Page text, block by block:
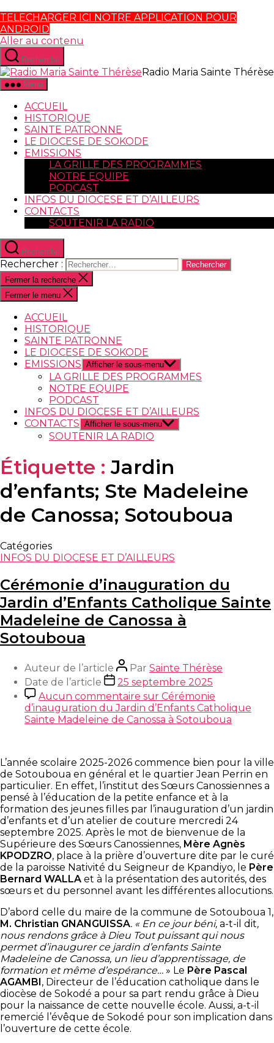
TELECHARGER ICI NOTRE APPLICATION POUR
ANDROID
Aller au contenu
Recherche
Radio Maria Sainte Thérèse
Menu
ACCUEIL
HISTORIQUE
SAINTE PATRONNE
LE DIOCESE DE SOKODE
EMISSIONS
LA GRILLE DES PROGRAMMES
NOTRE EQUIPE
PODCAST
INFOS DU DIOCESE ET D’AILLEURS
CONTACTS
SOUTENIR LA RADIO
Recherche
Rechercher :
Fermer la recherche
Fermer le menu
ACCUEIL
HISTORIQUE
SAINTE PATRONNE
LE DIOCESE DE SOKODE
EMISSIONS Afficher le sous-menu
LA GRILLE DES PROGRAMMES
NOTRE EQUIPE
PODCAST
INFOS DU DIOCESE ET D’AILLEURS
CONTACTS Afficher le sous-menu
SOUTENIR LA RADIO
Étiquette : Jardin
d’enfants; Ste Madeleine
de Canossa; Sotouboua
Catégories
INFOS DU DIOCESE ET D’AILLEURS
Cérémonie d’inauguration du
Jardin d’Enfants Catholique Sainte
Madeleine de Canossa à
Sotouboua
Auteur de l’article Par Sainte Thérèse
Date de l’article
25 septembre 2025
Aucun commentaire sur Cérémonie
d’inauguration du Jardin d’Enfants Catholique
Sainte Madeleine de Canossa à Sotouboua
L’année scolaire 2025-2026 commence bien pour la ville
de Sotouboua en général et le quartier Jean Perrin en
particulier. En effet, l’institut des Sœurs Canossiennes a
pensé à l’éducation de la petite enfance et à la
formation des jeunes filles par l’inauguration d’un jardin
d’enfants et d’un atelier de couture mercredi 24
septembre 2025. Après le mot de bienvenue de la
Supérieure des Sœurs Canossiennes, Mère Agnès
KPODZRO, place à la prière d’ouverture dite par le curé
de la paroisse Nativité du Seigneur de Kpandiyo, le Père
Bernard WALLA et à la présentation des autorités, des
sœurs et du personnel avant les différentes allocutions.
D’abord celle du maire de la commune de Sotouboua 1,
M. Christian GNANGUISSA. « En ce jour béni, a-t-il dit,
nous rendons grâce à Dieu Tout puissant qui nous
permet d’inaugurer ce jardin d’enfants Sainte
Madeleine de Canossa, un lieu d’apprentissage, de
formation et même d’espérance… » Le Père Pascal
AGAMBI, Directeur de l’éducation catholique dans le
diocèse de Sokodé a pour sa part rendu grâce à Dieu
pour la naissance de cette nouvelle école. Aussi, a-t-il
remercié l’évêque de Sokodé pour son implication dans
l’ouverture de cette école.